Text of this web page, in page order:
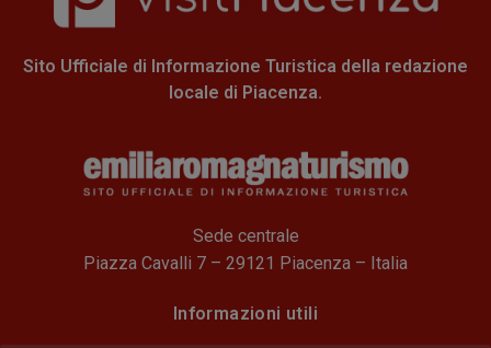
Sito Ufficiale di Informazione Turistica della redazione
locale di Piacenza.
Sede centrale
Piazza Cavalli 7 – 29121 Piacenza – Italia
Informazioni utili